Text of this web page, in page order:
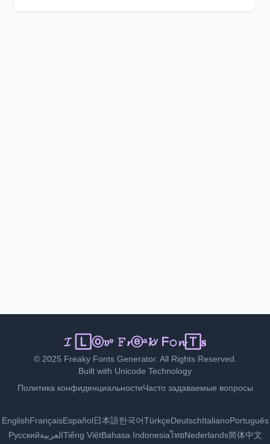
Ｉ Ⓛℴｖⓔ Ｆ𝚛𝔢𝔞𝕜🅈 🄵ⓞ𝐧𝓉𝕤
© 2025 Freaky Fonts Generator. All Rights Reserved.
Built with Unicode Technology
Политика конфиденциальностиЧасто задаваемые вопросы
EnglishFrançaisEspañol日本語한국어TürkçeDeutschItalianoPortuguês
РусскийالعربيةTiếng ViệtBahasa IndonesiaไทยNederlands简体中文